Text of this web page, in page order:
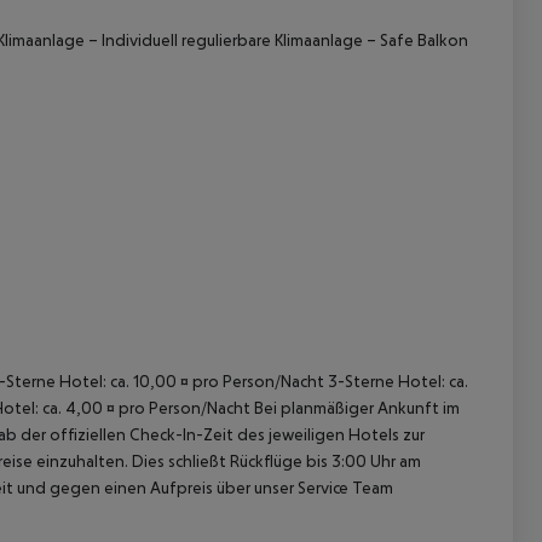
– Individuell regulierbare Klimaanlage – Safe Balkon
Hotel: ca. 10,00 ¤ pro Person/Nacht 3-Sterne Hotel: ca.
ca. 4,00 ¤ pro Person/Nacht Bei planmäßiger Ankunft im
der offiziellen Check-In-Zeit des jeweiligen Hotels zur
einzuhalten. Dies schließt Rückflüge bis 3:00 Uhr am
gegen einen Aufpreis über unser Service Team